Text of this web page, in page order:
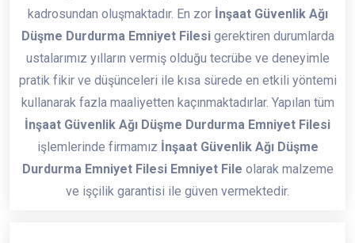
kadrosundan oluşmaktadır. En zor İnşaat Güvenlik Ağı
Düşme Durdurma Emniyet Filesigerektiren durumlarda
ustalarımız yılların vermiş olduğu tecrübe ve deneyimle
pratik fikir ve düşünceleri ile kısa sürede en etkili yöntemi
kullanarak fazla maaliyetten kaçınmaktadırlar. Yapılan tüm
İnşaat Güvenlik Ağı Düşme Durdurma Emniyet Filesi
işlemlerinde firmamız İnşaat Güvenlik Ağı Düşme
Durdurma Emniyet Filesi Emniyet File olarak malzeme
ve işçilik garantisi ile güven vermektedir.